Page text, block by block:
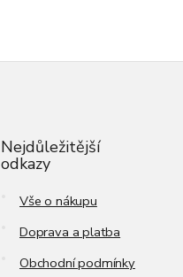
Nejdůležitější
odkazy
Vše o nákupu
Doprava a platba
Obchodní podmínky